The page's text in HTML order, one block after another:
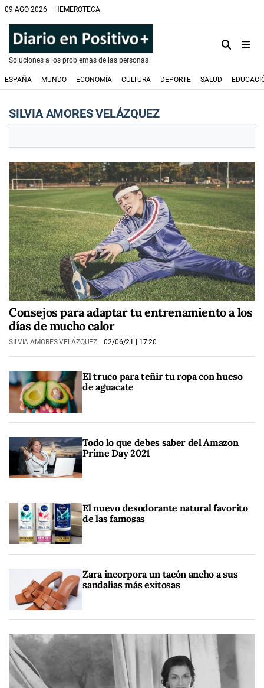
09 AGO 2026 HEMEROTECA
Soluciones a los problemas de las personas
ESPAÑA MUNDO ECONOMÍA CULTURA DEPORTE SALUD
SILVIA AMORES VELÁZQUEZ
Consejos para adaptar tu entrenamiento a los
días de mucho calor
SILVIA AMORES VELÁZQUEZ 02/06/21 | 17:20
El truco para teñir tu ropa con hueso
de aguacate
Todo lo que debes saber del Amazon
Prime Day 2021
El nuevo desodorante natural favorito
de las famosas
Zara incorpora un tacón ancho a sus
sandalias más exitosas